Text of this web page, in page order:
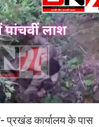
प्रखंड कार्यालय के पास